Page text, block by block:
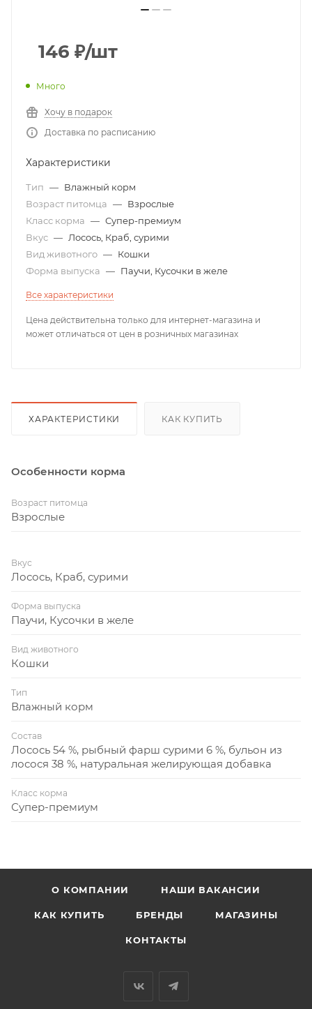
146 ₽/шт
Много
Хочу в подарок
Доставка по расписанию
Характеристики
Тип — Влажный корм
Возраст питомца — Взрослые
Класс корма — Супер-премиум
Вкус — Лосось, Краб, сурими
Вид животного — Кошки
Форма выпуска — Паучи, Кусочки в желе
Все характеристики
Цена действительна только для интернет-магазина и
может отличаться от цен в розничных магазинах
ХАРАКТЕРИСТИКИ КАК КУПИТЬ
Особенности корма
Возраст питомца
Взрослые
Вкус
Лосось, Краб, сурими
Форма выпуска
Паучи, Кусочки в желе
Вид животного
Кошки
Тип
Влажный корм
Состав
Лосось 54 %, рыбный фарш сурими 6 %, бульон из
лосося 38 %, натуральная желирующая добавка
Класс корма
Супер-премиум
О КОМПАНИИ НАШИ ВАКАНСИИ
КАК КУПИТЬ БРЕНДЫ МАГАЗИНЫ
КОНТАКТЫ